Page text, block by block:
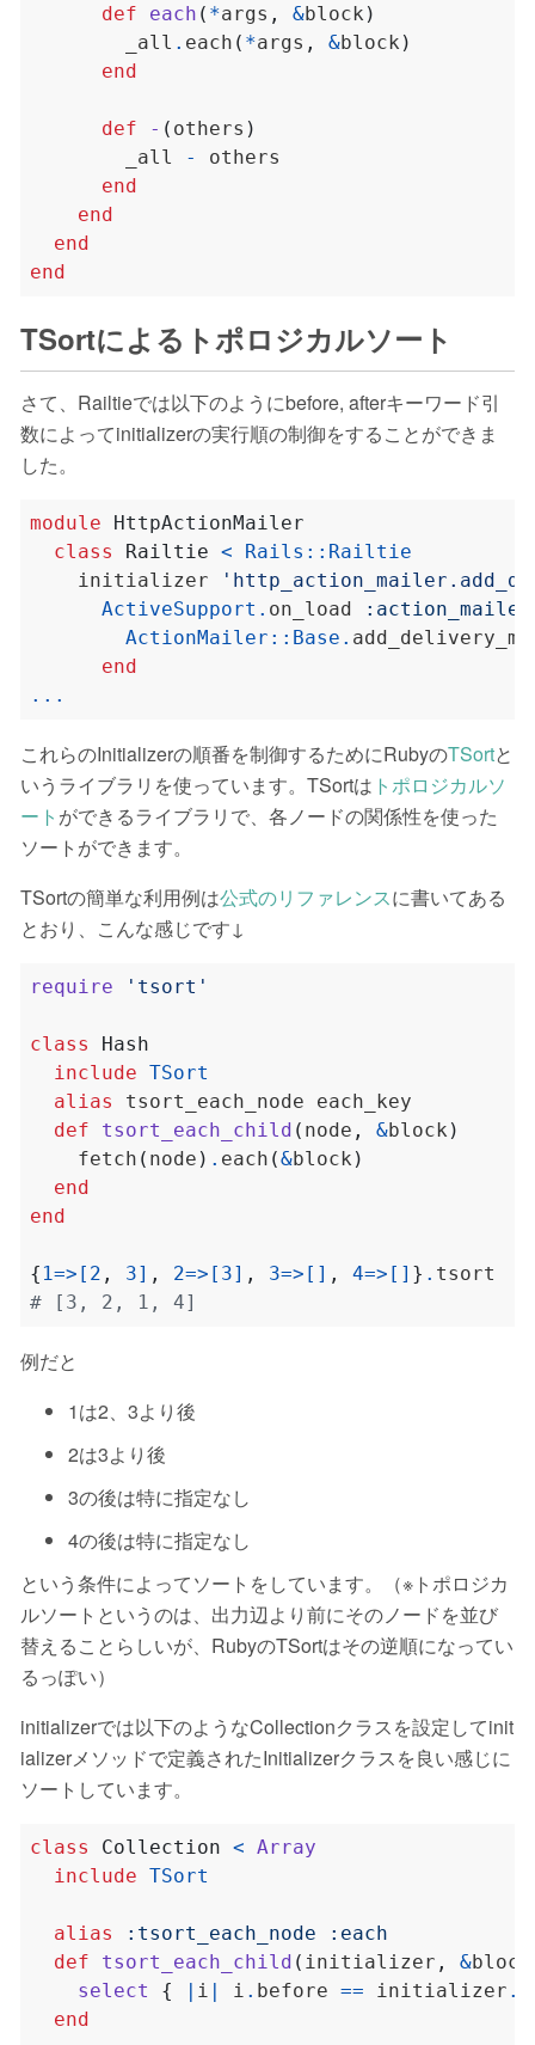
def each ( *args , &block )
        _all
. each ( *args , &block )
end
def - ( others )
        _all
-
end
end
end
end
TSortによるトポロジカルソート
さて、Railtieでは以下のようにbefore, afterキーワード引
数によってinitializerの実行順の制御をすることができま
した。
module
HttpActionMailer
class
Railtie < Rails :: Railtie
    initializer
ActiveSupport . on_load
:action_mailer
ActionMailer :: Base .
end
...
これらのInitializerの順番を制御するためにRubyのTSortと
いうライブラリを使っています。TSortは トポロジカルソ
ート ができるライブラリで、各ノードの関係性を使った
ソートができます。
TSortの簡単な利用例は公式のリファレンスに書いてある
とおり、こんな感じです↓
require 'tsort'
class
Hash
include TSort
alias
def
tsort_each_child ( node , &block )
    fetch
( node ) . each (&block )
end
end
{ 1=>[ 2 , 3] , 2=>[ 3] , 3=>[] , 4=>[] } .
# [3, 2, 1, 4]
例だと
1は2、3より後
2は3より後
3の後は特に指定なし
4の後は特に指定なし
という条件によってソートをしています。（※トポロジカ
ルソートというのは、出力辺より前にそのノードを並び
替えることらしいが、RubyのTSortはその逆順になってい
るっぽい）
initializerでは以下のようなCollectionクラスを設定してinit
ializerメソッドで定義されたInitializerクラスを良い感じに
ソートしています。
class Collection < Array
include TSort
alias :tsort_each_node
:each
def
tsort_each_child ( initializer , &block
select
{ i i . before == initializer .
end